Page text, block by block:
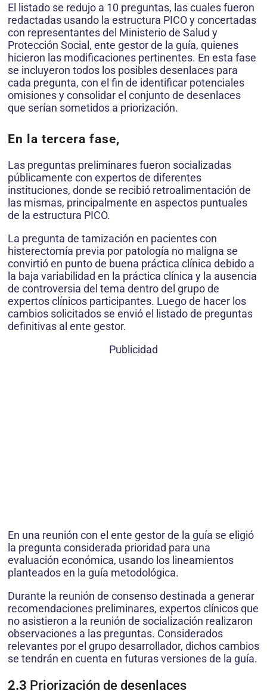
El listado se redujo a 10 preguntas, las cuales fueron
redactadas usando la estructura PICO y concertadas
con representantes del Ministerio de Salud y
Protección Social, ente gestor de la guía, quienes
hicieron las modificaciones pertinentes. En esta fase
se incluyeron todos los posibles desenlaces para
cada pregunta, con el fin de identificar potenciales
omisiones y consolidar el conjunto de desenlaces
que serían sometidos a priorización.
En la tercera fase,
Las preguntas preliminares fueron socializadas
públicamente con expertos de diferentes
instituciones, donde se recibió retroalimentación de
las mismas, principalmente en aspectos puntuales
de la estructura PICO.
La pregunta de tamización en pacientes con
histerectomía previa por patología no maligna se
convirtió en punto de buena práctica clínica debido a
la baja variabilidad en la práctica clínica y la ausencia
de controversia del tema dentro del grupo de
expertos clínicos participantes. Luego de hacer los
cambios solicitados se envió el listado de preguntas
definitivas al ente gestor.
Publicidad
En una reunión con el ente gestor de la guía se eligió
la pregunta considerada prioridad para una
evaluación económica, usando los lineamientos
planteados en la guía metodológica.
Durante la reunión de consenso destinada a generar
recomendaciones preliminares, expertos clínicos que
no asistieron a la reunión de socialización realizaron
observaciones a las preguntas. Considerados
relevantes por el grupo desarrollador, dichos cambios
se tendrán en cuenta en futuras versiones de la guía.
2.3 Priorización de desenlaces